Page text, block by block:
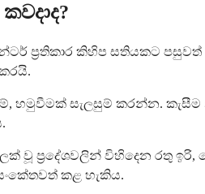
ප්‍රතිකාර කිහිප සතියකට
සැලසුම් කරන්න. කැසීම
වූ ප්‍රදේශවලින් විහිදෙන රතු
කළ හැකිය.